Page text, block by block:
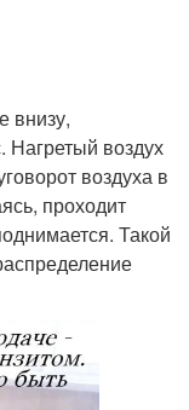
внизу,
Нагретый воздух
воздуха в
проходит
Такой